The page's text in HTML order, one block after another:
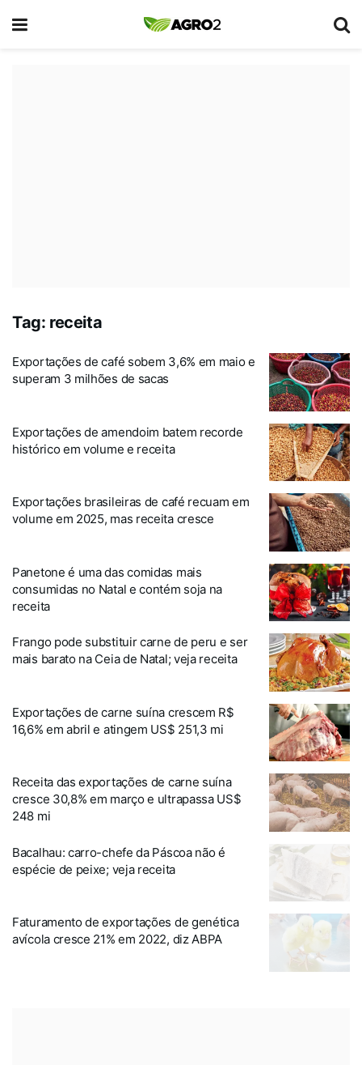
Tag: receita
Exportações de café sobem 3,6% em maio e
superam 3 milhões de sacas
Exportações de amendoim batem recorde
histórico em volume e receita
Exportações brasileiras de café recuam em
volume em 2025, mas receita cresce
Panetone é uma das comidas mais
consumidas no Natal e contém soja na
receita
Frango pode substituir carne de peru e ser
mais barato na Ceia de Natal; veja receita
Exportações de carne suína crescem R$
16,6% em abril e atingem US$ 251,3 mi
Receita das exportações de carne suína
cresce 30,8% em março e ultrapassa US$
248 mi
Bacalhau: carro-chefe da Páscoa não é
espécie de peixe; veja receita
Faturamento de exportações de genética
avícola cresce 21% em 2022, diz ABPA